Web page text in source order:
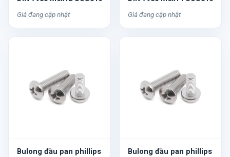
Giá đang cập nhật Giá đang cập nhật
Bulong đầu pan phillips
Bulong đầu pan phillips